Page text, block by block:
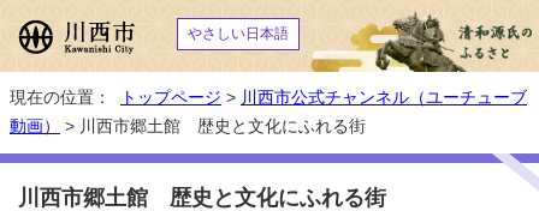
やさしい日本語
現在の位置： トップページ > 川西市公式チャンネル（ユーチューブ
動画）
> 川西市郷土館 歴史と文化にふれる街
川西市郷土館 歴史と文化にふれる街